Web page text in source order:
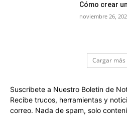
Cómo crear
noviembre 26,
Cargar más
Suscribete a Nuestro Boletin de
Recibe trucos, herramientas y
correo. Nada de spam, solo